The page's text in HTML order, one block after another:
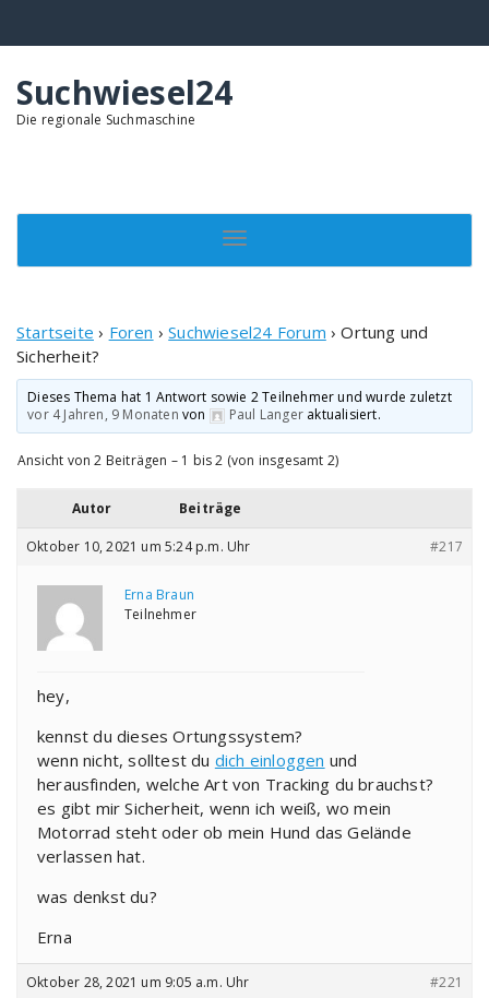
Suchwiesel24
Die regionale Suchmaschine
Toggle navigation
Startseite › Foren › Suchwiesel24 Forum › Ortung und
Sicherheit?
Dieses Thema hat 1 Antwort sowie 2 Teilnehmer und wurde zuletzt
vor 4 Jahren, 9 Monaten von Paul Langer aktualisiert.
Ansicht von 2 Beiträgen – 1 bis 2 (von insgesamt 2)
Autor Beiträge
Oktober 10, 2021 um 5:24 p.m. Uhr #217
Erna Braun
Teilnehmer
hey,
kennst du dieses Ortungssystem?
wenn nicht, solltest du dich einloggen und
herausfinden, welche Art von Tracking du brauchst?
es gibt mir Sicherheit, wenn ich weiß, wo mein
Motorrad steht oder ob mein Hund das Gelände
verlassen hat.
was denkst du?
Erna
Oktober 28, 2021 um 9:05 a.m. Uhr #221